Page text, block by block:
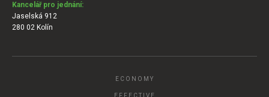
Kancelář pro jednání:
Jaselská 912
280 02 Kolín
ECONOMY
EFFECTIVE